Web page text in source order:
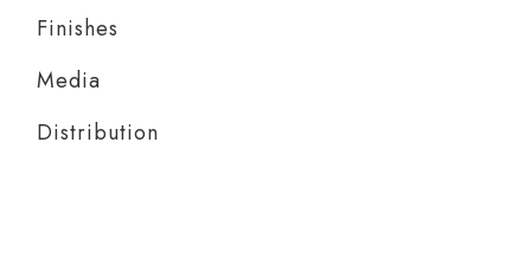
Finishes
Media
Distribution